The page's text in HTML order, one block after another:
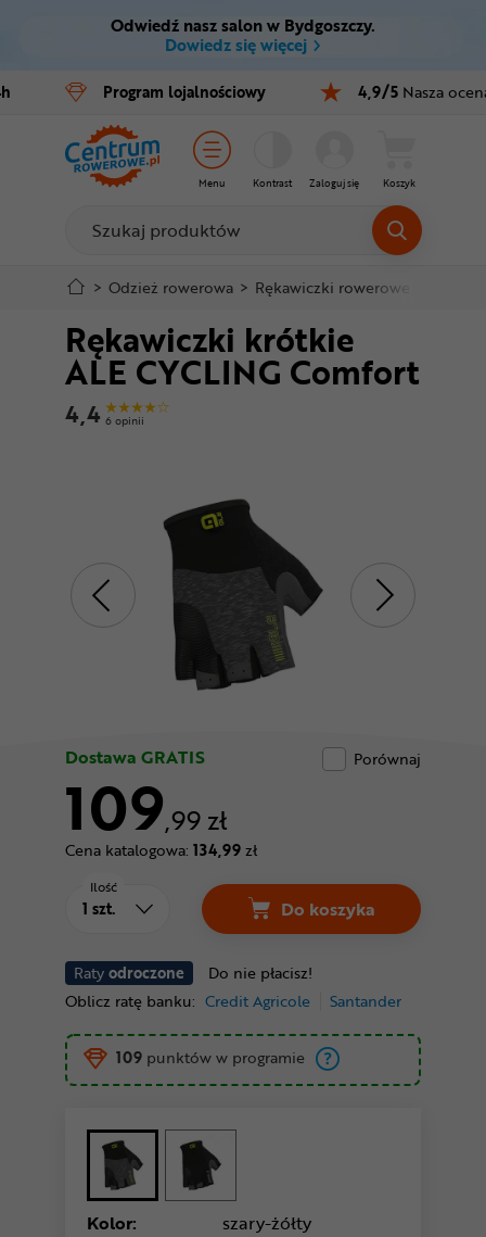
Ctrl M
Menu główne
Informacje o produkcie
Do koszyka
Szczegółowe informacje
Stopka
Mapa strony
Odwiedź nasz salon w Bydgoszczy.
Dowiedz się więcej
Program lojalnościowy 4,9/5 Nasza
Menu Kontrast Zaloguj się Koszyk
Rowery
E-bike
Części
Akcesoria
Odzież
Kaski
Buty
Superoferta
> Odzież rowerowa > Rękawiczki rowerowe
Rękawiczki krótkie
ALE CYCLING Comfort
4,4 6 opinii
Dostawa GRATIS Porównaj
109,99 zł
Cena katalogowa: 134,99zł
Ratyodroczone
Do nie płacisz!
Oblicz ratę banku: Credit Agricole Santander
Ilość
Do koszyka
109 punktów w programie
Kolor: szary-żółty